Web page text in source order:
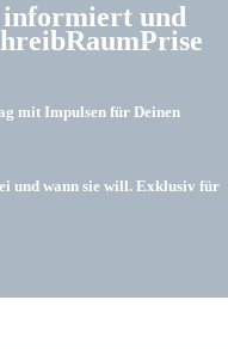
und
mit Impulsen für Deinen
und wann sie will. Exklusiv für